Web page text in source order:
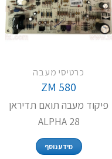
כרטיסי מעבה
ZM 580
פיקוד מעבה תואם תדיראן
ALPHA 28
מידע נוסף